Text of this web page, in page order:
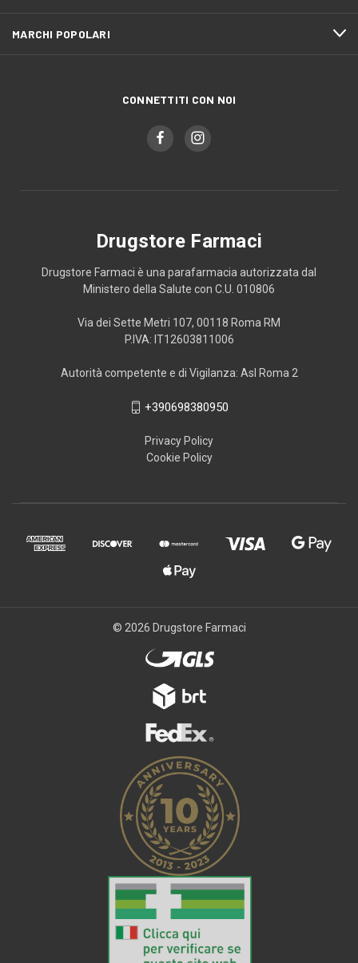
MARCHI POPOLARI
CONNETTITI CON NOI
Drugstore Farmaci
Drugstore Farmaci è una parafarmacia autorizzata dal
Ministero della Salute con C.U. 010806
Via dei Sette Metri 107, 00118 Roma RM
P.IVA: IT12603811006
Autorità competente e di Vigilanza: Asl Roma 2
+390698380950
Privacy Policy
Cookie Policy
© 2026 Drugstore Farmaci